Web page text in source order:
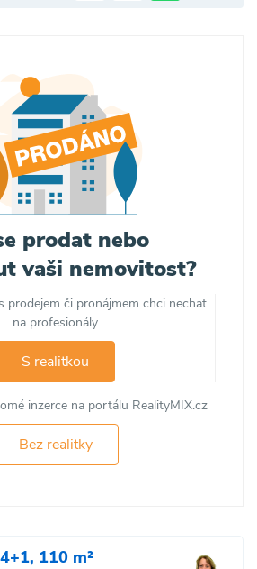
prodat nebo
vaši nemovitost?
prodejem či pronájmem chci nechat
na profesionály
S realitkou
inzerce na portálu RealityMIX.cz
Bez realitky
110 m²